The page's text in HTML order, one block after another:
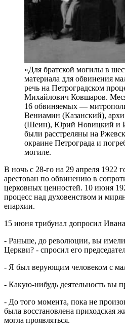
«Для братской могилы в
материала для обвинения
речь на Петроградском
Михайлович Ковшаров.
16 обвиняемых —
Вениамин (Казанский),
(Шеин), Юрий Новицкий и
были расстреляны на
окраине Петрограда и
могиле.
В ночь с 28-го на 29 апреля 1922
арестован по обвинению в
церковных ценностей. 10 июня
процесс над духовенством и
епархии.
15 июня трибунал допросил
- Раньше, до революции, вы
Церкви? - спросил его
- Я был верующим человеком с
- Какую-нибудь деятельность вы
- До того момента, пока не
была восстановлена приходская
могла проявляться.